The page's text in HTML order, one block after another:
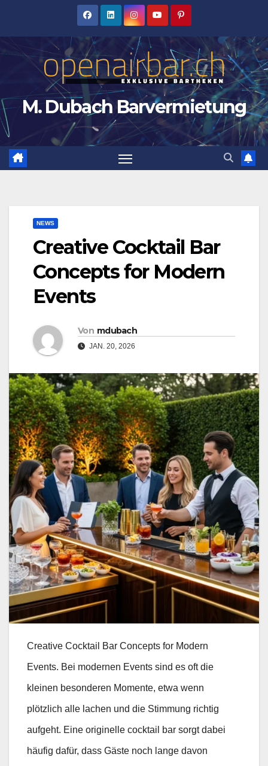
M. Dubach Barvermietung
NEWS
Creative Cocktail Bar
Concepts for Modern
Events
Von mdubach
JAN. 20, 2026
Creative Cocktail Bar Concepts for Modern
Events. Bei modernen Events sind es oft die
kleinen besonderen Momente, etwa wenn
plötzlich alle lachen und die Stimmung richtig
aufgeht. Eine originelle cocktail bar sorgt dabei
häufig dafür, dass Gäste noch lange davon